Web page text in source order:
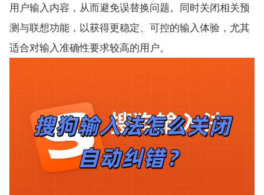
用户输入内容，从而避免误替换问题。同时关闭相关预
测与联想功能，以获得更稳定、可控的输入体验，尤其
适合对输入准确性要求较高的用户。